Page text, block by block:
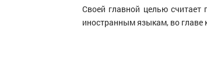
Своей главной целью считает
иностранным языкам, во главе